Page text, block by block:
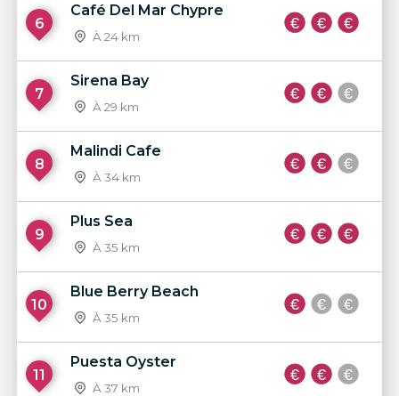
6
Café Del Mar Chypre
À 24 km
7
Sirena Bay
À 29 km
8
Malindi Cafe
À 34 km
9
Plus Sea
À 35 km
10
Blue Berry Beach
À 35 km
11
Puesta Oyster
À 37 km